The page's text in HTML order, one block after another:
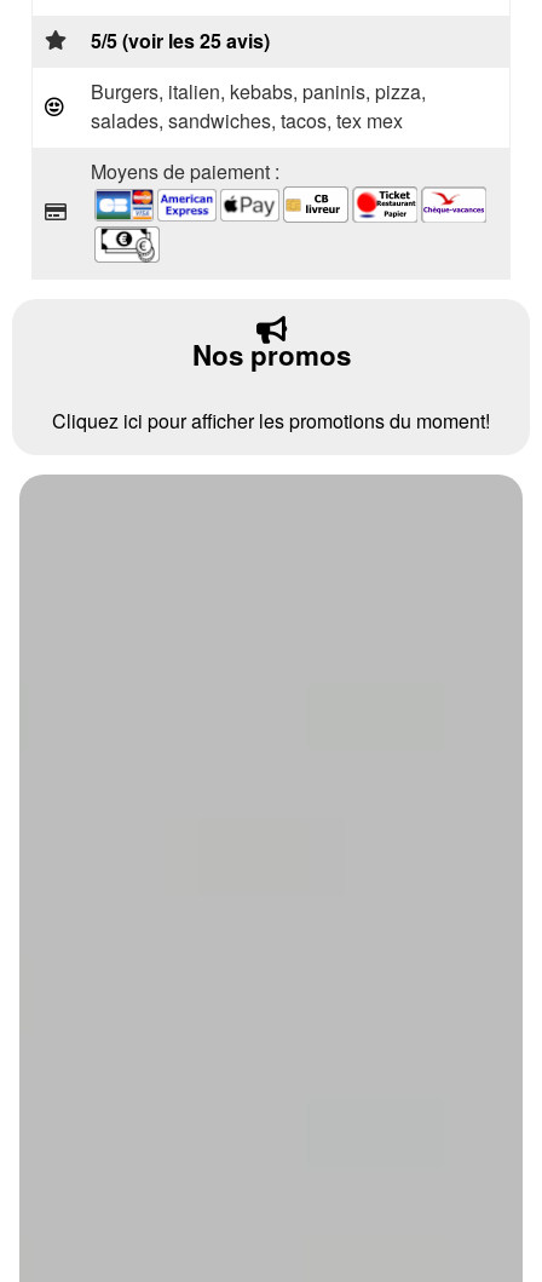
5/5 (voir les 25 avis)
Burgers, italien, kebabs, paninis, pizza,
salades, sandwiches, tacos, tex mex
Moyens de paiement :
Nos promos
Cliquez ici pour afficher les promotions du moment!